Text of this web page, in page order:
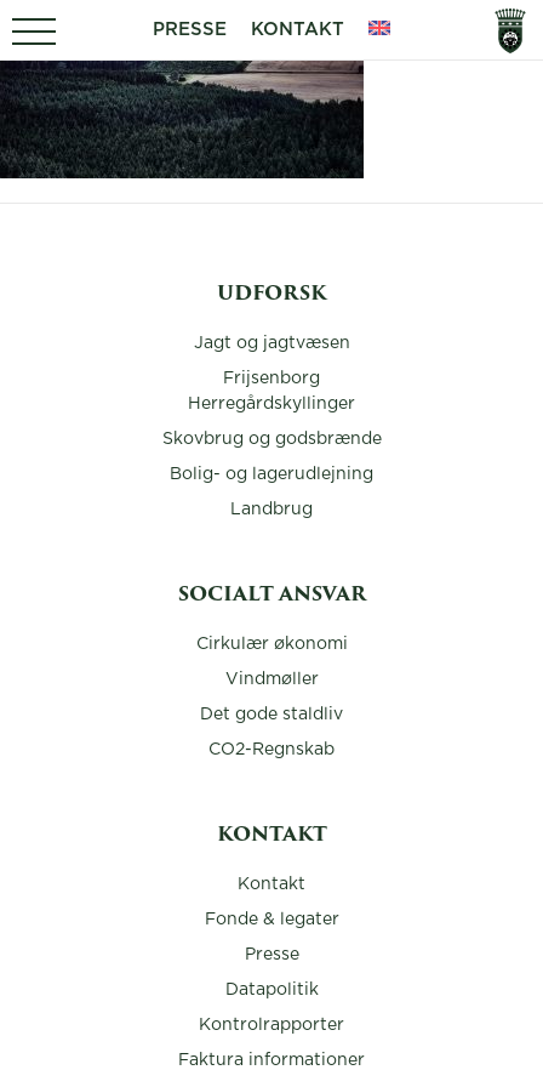
PRESSE KONTAKT
UDFORSK
Jagt og jagtvæsen
Frijsenborg
Herregårdskyllinger
Skovbrug og godsbrænde
Bolig- og lagerudlejning
Landbrug
SOCIALT ANSVAR
Cirkulær økonomi
Vindmøller
Det gode staldliv
CO2-Regnskab
KONTAKT
Kontakt
Fonde & legater
Presse
Datapolitik
Kontrolrapporter
Faktura informationer